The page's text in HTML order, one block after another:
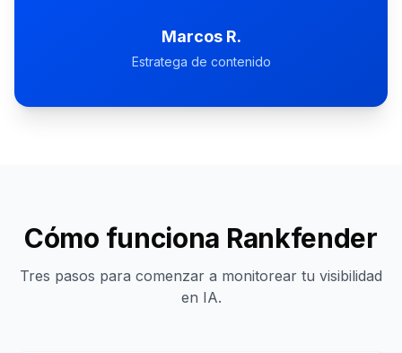
Marcos R.
Estratega de contenido
Cómo funciona Rankfender
Tres pasos para comenzar a monitorear tu visibilidad
en IA.